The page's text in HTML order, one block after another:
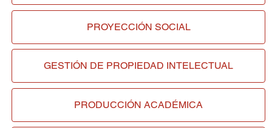
PROYECCIÓN SOCIAL
GESTIÓN DE PROPIEDAD INTELECTUAL
PRODUCCIÓN ACADÉMICA